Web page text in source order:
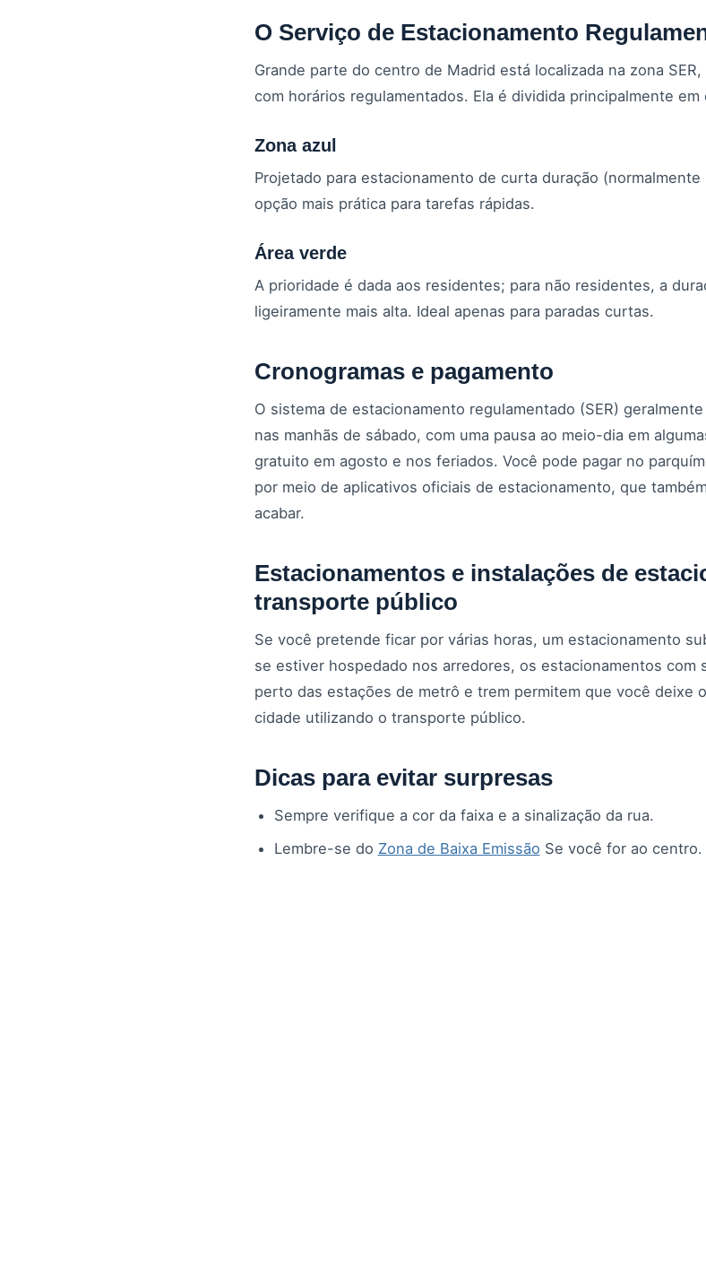
O Serviço de Estacionamento
Grande parte do centro de Madrid está localizada na zona
com horários regulamentados. Ela é dividida principalmente em
Zona azul
Projetado para estacionamento de curta duração
opção mais prática para tarefas rápidas.
Área verde
A prioridade é dada aos residentes; para não residentes, a
ligeiramente mais alta. Ideal apenas para paradas curtas.
Cronogramas e pagamento
O sistema de estacionamento regulamentado (SER)
nas manhãs de sábado, com uma pausa ao meio-dia em
gratuito em agosto e nos feriados. Você pode pagar no
por meio de aplicativos oficiais de estacionamento, que
acabar.
Estacionamentos e instalações de
transporte público
Se você pretende ficar por várias horas, um estacionamento
se estiver hospedado nos arredores, os estacionamentos com
perto das estações de metrô e trem permitem que você deixe
cidade utilizando o transporte público.
Dicas para evitar surpresas
Sempre verifique a cor da faixa e a sinalização da rua.
Lembre-se do Zona de Baixa Emissão Se você for ao centro.